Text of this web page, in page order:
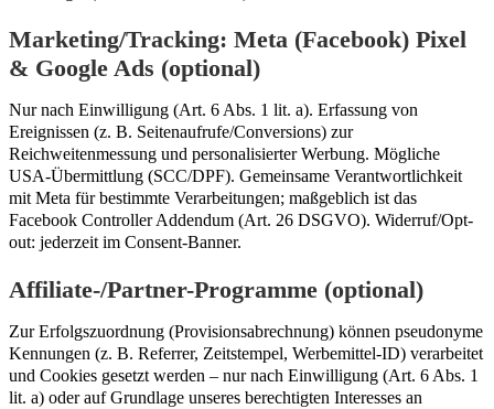
Marketing/Tracking: Meta (Facebook) Pixel
& Google Ads (optional)
Nur nach Einwilligung (Art. 6 Abs. 1 lit. a). Erfassung von
Ereignissen (z. B. Seitenaufrufe/Conversions) zur
Reichweitenmessung und personalisierter Werbung. Mögliche
USA-Übermittlung (SCC/DPF). Gemeinsame Verantwortlichkeit
mit Meta für bestimmte Verarbeitungen; maßgeblich ist das
Facebook Controller Addendum (Art. 26 DSGVO). Widerruf/Opt-
out: jederzeit im Consent-Banner.
Affiliate-/Partner-Programme (optional)
Zur Erfolgszuordnung (Provisionsabrechnung) können pseudonyme
Kennungen (z. B. Referrer, Zeitstempel, Werbemittel-ID) verarbeitet
und Cookies gesetzt werden – nur nach Einwilligung (Art. 6 Abs. 1
lit. a) oder auf Grundlage unseres berechtigten Interesses an